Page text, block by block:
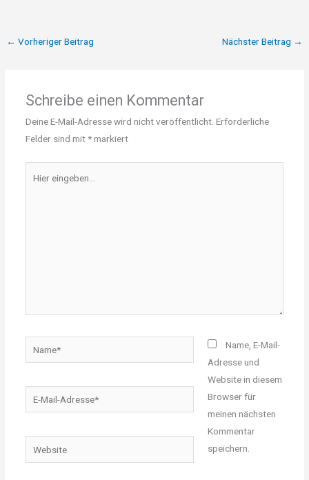
← Vorheriger Beitrag Nächster Beitrag →
Schreibe einen Kommentar
Deine E-Mail-Adresse wird nicht veröffentlicht. Erforderliche
Felder sind mit*markiert
eingeben…
Mail-
Website
Name, E-Mail-
Adresse und
Website in diesem
Browser für
meinen nächsten
Kommentar
speichern.